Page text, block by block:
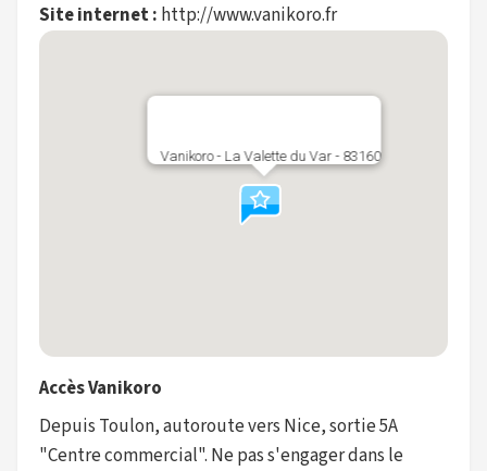
Site internet : http://www.vanikoro.fr
Vanikoro - La Valette du Var - 83160
Accès Vanikoro
Depuis Toulon, autoroute vers Nice, sortie 5A
"Centre commercial". Ne pas s'engager dans le